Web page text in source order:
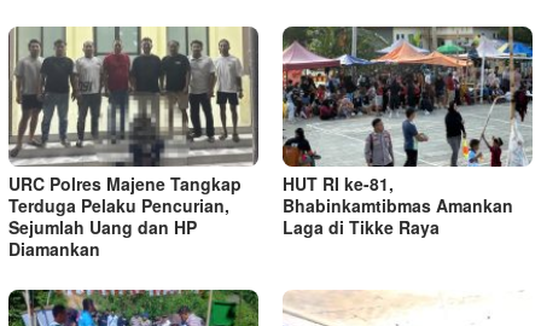
URC Polres Majene Tangkap
Terduga Pelaku Pencurian,
Sejumlah Uang dan HP
Diamankan
HUT RI ke-81,
Bhabinkamtibmas Amankan
Laga di Tikke Raya